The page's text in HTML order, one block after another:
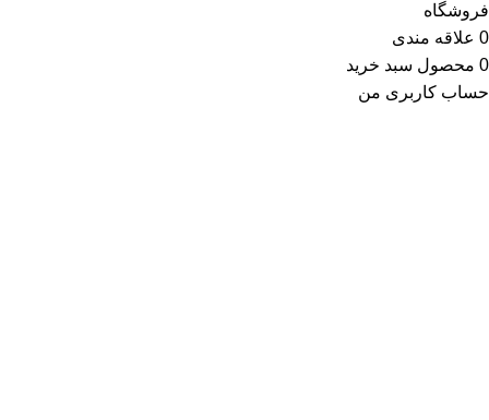
فروشگاه
0 علاقه مندی
0 محصول سبد خرید
حساب کاربری من